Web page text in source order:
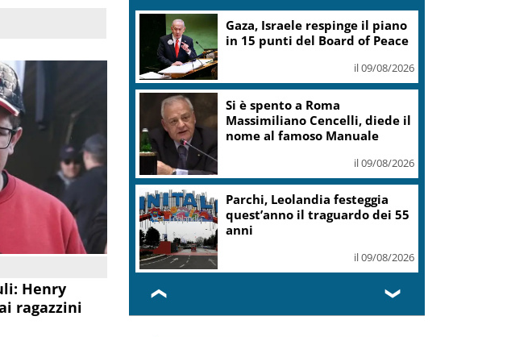
Henry
ragazzini
Gaza, Israele respinge il piano
in 15 punti del Board of Peace
il 09/08/2026
Si è spento a Roma
Massimiliano Cencelli, diede il
nome al famoso Manuale
il 09/08/2026
Parchi, Leolandia festeggia
quest’anno il traguardo dei 55
anni
il 09/08/2026
❮ ❯